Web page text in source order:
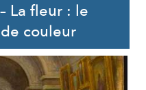
La fleur : le
couleur